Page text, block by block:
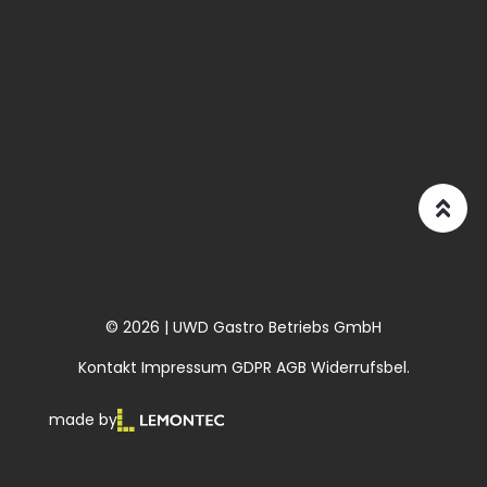
© 2026 | UWD Gastro Betriebs GmbH
Kontakt Impressum GDPR AGB Widerrufsbel.
made by